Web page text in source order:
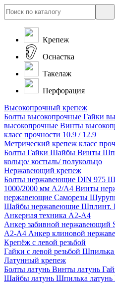
Крепеж
Оснастка
Такелаж
Перфорация
Высокопрочный крепеж
Болты высокопрочные Гайки
высокопрочные Винты
класс прочности 10.9 / 12.9
Метрический крепеж класс
Болты Гайки Шайбы Винты
кольцо/ костыль/ полукольцо
Нержавеющий крепеж
Болты нержавеющие DIN 975
1000/2000 мм А2/А4 Винты
нержавеющие Саморезы
Шайбы нержавеющие Шплинт.
Анкерная техника А2-А4
Анкер забивной нержавеющий
A2-A4 Анкер клиновой
Крепёж с левой резьбой
Гайки с левой резьбой Шпилька
Латунный крепеж
Болты латунь Винты латунь
Шайбы латунь Шпилька латунь